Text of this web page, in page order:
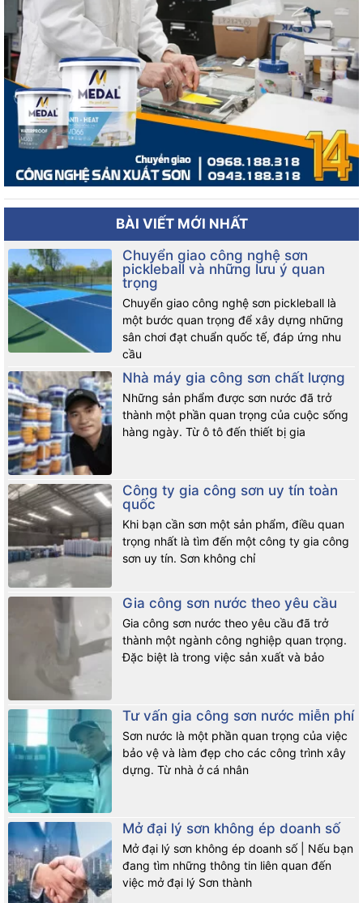
BÀI VIẾT MỚI NHẤT
Chuyển giao công nghệ sơn
pickleball và những lưu ý quan
trọng
Chuyển giao công nghệ sơn pickleball là
một bước quan trọng để xây dựng những
sân chơi đạt chuẩn quốc tế, đáp ứng nhu
cầu
Nhà máy gia công sơn chất lượng
Những sản phẩm được sơn nước đã trở
thành một phần quan trọng của cuộc sống
hàng ngày. Từ ô tô đến thiết bị gia
Công ty gia công sơn uy tín toàn
quốc
Khi bạn cần sơn một sản phẩm, điều quan
trọng nhất là tìm đến một công ty gia công
sơn uy tín. Sơn không chỉ
Gia công sơn nước theo yêu cầu
Gia công sơn nước theo yêu cầu đã trở
thành một ngành công nghiệp quan trọng.
Đặc biệt là trong việc sản xuất và bảo
Tư vấn gia công sơn nước miễn phí
Sơn nước là một phần quan trọng của việc
bảo vệ và làm đẹp cho các công trình xây
dựng. Từ nhà ở cá nhân
Mở đại lý sơn không ép doanh số
Mở đại lý sơn không ép doanh số | Nếu bạn
đang tìm những thông tin liên quan đến
việc mở đại lý Sơn thành